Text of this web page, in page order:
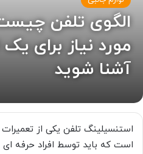
الگوی تلفن
مورد نیاز برای
آشنا شوید
استنسیلینگ تلفن یکی از
است که باید توسط افراد حرفه ای